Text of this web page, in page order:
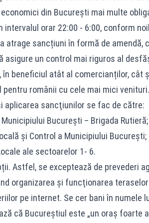
din București mai multe
intervalul orar 22:00 - 6:00, conform
atrage sancțiuni în formă de amendă,
asigure un control mai riguros al
în beneficiul atât al comercianților, cât
românii cu cele mai mici
aplicarea sancţiunilor se fac de către:
Bucureşti – Brigada Rutieră;
şi Control a Municipiului Bucureşti;
ale sectoarelor 1- 6.
Astfel, se exceptează de prevederi
organizarea şi funcţionarea
pe internet. Se cer bani în numele
că Bucureștiul este „un oraş